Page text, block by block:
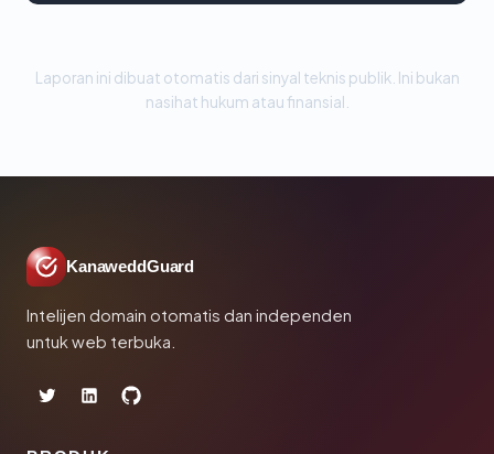
Laporan ini dibuat otomatis dari sinyal teknis publik. Ini bukan
nasihat hukum atau finansial.
KanaweddGuard
Intelijen domain otomatis dan independen
untuk web terbuka.